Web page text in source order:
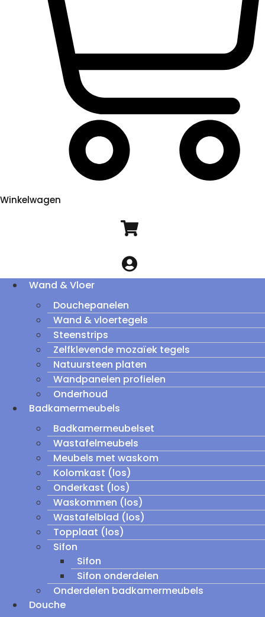
Winkelwagen
Wand & Vloer
Douchepanelen
Wand & vloertegels
Steenstrips
Zelfklevende mozaïek tegels
Natuursteen platen
Wandpanelen profielen
Onderhoud
Badkamermeubels
Badkamermeubelset
Wastafelmeubels
Meubels met waskom
Kolomkast (los)
Onderkast (los)
Waskommen (los)
Wastafelblad (los)
Topplaat (los)
Sifon
Sifon
Sifon onderdelen
Onderdelen badkamermeubels
Douche